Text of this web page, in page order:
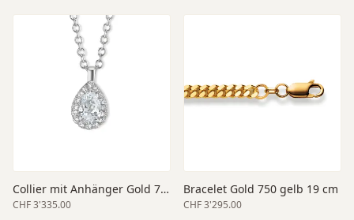
Collier mit Anhänger Gold 750 weiss 45 cm Länge
CHF 3'335.00
Bracelet Gold 750 gelb 19 cm
CHF 3'295.00